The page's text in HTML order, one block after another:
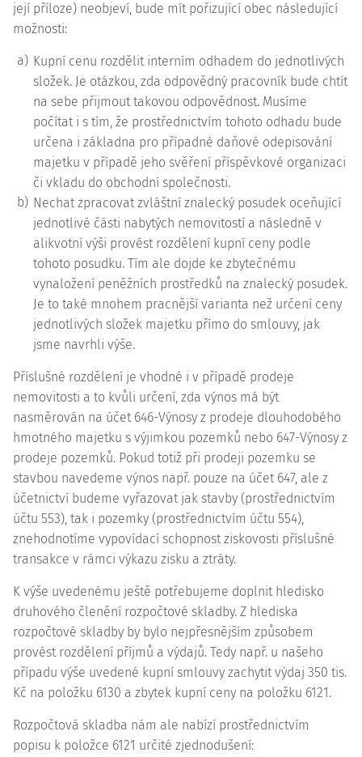
její příloze) neobjeví, bude mít pořizující obec následující
možnosti:
a) Kupní cenu rozdělit interním odhadem do jednotlivých
složek. Je otázkou, zda odpovědný pracovník bude chtít
na sebe přijmout takovou odpovědnost. Musíme
počítat i s tím, že prostřednictvím tohoto odhadu bude
určena i základna pro případné daňové odepisování
majetku v případě jeho svěření příspěvkové organizaci
či vkladu do obchodní společnosti.
b) Nechat zpracovat zvláštní znalecký posudek oceňující
jednotlivé části nabytých nemovitostí a následně v
alikvotní výši provést rozdělení kupní ceny podle
tohoto posudku. Tím ale dojde ke zbytečnému
vynaložení peněžních prostředků na znalecký posudek.
Je to také mnohem pracnější varianta než určení ceny
jednotlivých složek majetku přímo do smlouvy, jak
jsme navrhli výše.
Příslušné rozdělení je vhodné i v případě prodeje
nemovitosti a to kvůli určení, zda výnos má být
nasměrován na účet 646-Výnosy z prodeje dlouhodobého
hmotného majetku s výjimkou pozemků nebo 647-Výnosy z
prodeje pozemků. Pokud totiž při prodeji pozemku se
stavbou navedeme výnos např. pouze na účet 647, ale z
účetnictví budeme vyřazovat jak stavby (prostřednictvím
účtu 553), tak i pozemky (prostřednictvím účtu 554),
znehodnotíme vypovídací schopnost ziskovosti příslušné
transakce v rámci výkazu zisku a ztráty.
K výše uvedenému ještě potřebujeme doplnit hledisko
druhového členění rozpočtové skladby. Z hlediska
rozpočtové skladby by bylo nejpřesnějším způsobem
provést rozdělení příjmů a výdajů. Tedy např. u našeho
případu výše uvedené kupní smlouvy zachytit výdaj 350 tis.
Kč na položku 6130 a zbytek kupní ceny na položku 6121.
Rozpočtová skladba nám ale nabízí prostřednictvím
popisu k položce 6121 určité zjednodušení: